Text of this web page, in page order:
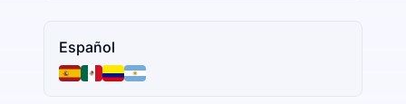
Español